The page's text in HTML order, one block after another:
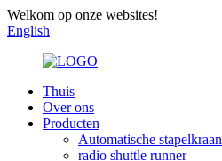
Welkom op onze websites!
English
Thuis
Over ons
Producten
Automatische stapelkraan
radio shuttle runner